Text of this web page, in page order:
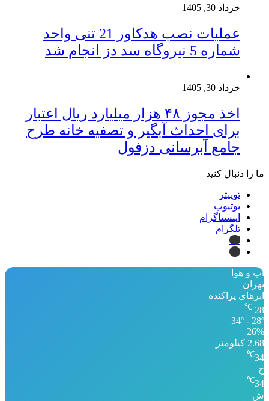
خرداد 30, 1405
عملیات نصب هدکاور 21 تنی واحد
شماره 5 نیروگاه سد دز انجام شد
خرداد 30, 1405
اخذ مجوز ۴۸ هزار میلیارد ریال اعتبار
برای احداث آبگیر و تصفیه خانه طرح
جامع آبرسانی دزفول
ما را دنبال کنید
توییتر
یوتیوب
اینستاگرام
تلگرام
ایتا
بله
آب و هوا
تهران
ابرهای پراکنده
28
℃
34º - 28º
26%
2.68 کیلومتر
34
℃
ج
34
℃
ش